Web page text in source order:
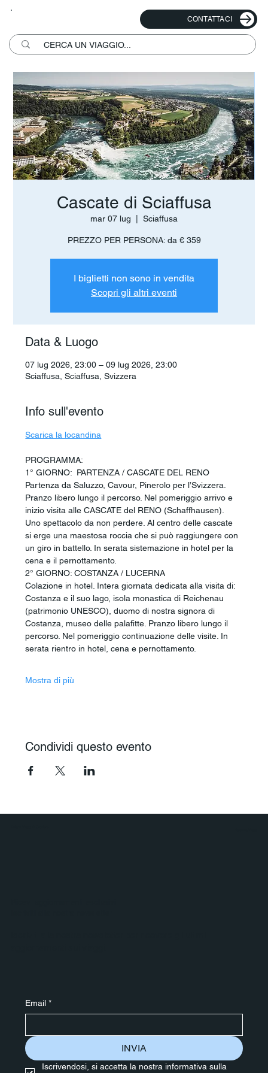
CONTATTACI
Cascate di Sciaffusa
mar 07 lug Sciaffusa
PREZZO PER PERSONA: da € 359
I biglietti non sono in vendita
Scopri gli altri eventi
Data & Luogo
07 lug 2026, 23:00 – 09 lug 2026, 23:00
Sciaffusa, Sciaffusa, Svizzera
Info sull'evento
Scarica la locandina
PROGRAMMA:
1° GIORNO:  PARTENZA / CASCATE DEL RENO
Partenza da Saluzzo, Cavour, Pinerolo per l’Svizzera.
Pranzo libero lungo il percorso. Nel pomeriggio arrivo e
inizio visita alle CASCATE del RENO (Schaffhausen).
Uno spettacolo da non perdere. Al centro delle cascate
si erge una maestosa roccia che si può raggiungere con
un giro in battello. In serata sistemazione in hotel per la
cena e il pernottamento.
2° GIORNO: COSTANZA / LUCERNA
Colazione in hotel. Intera giornata dedicata alla visita di:
Costanza e il suo lago, isola monastica di Reichenau
(patrimonio UNESCO), duomo di nostra signora di
Costanza, museo delle palafitte. Pranzo libero lungo il
percorso. Nel pomeriggio continuazione delle visite. In
serata rientro in hotel, cena e pernottamento.
Mostra di più
Condividi questo evento
Email *
INVIA
Iscrivendosi, si accetta la nostra informativa sulla